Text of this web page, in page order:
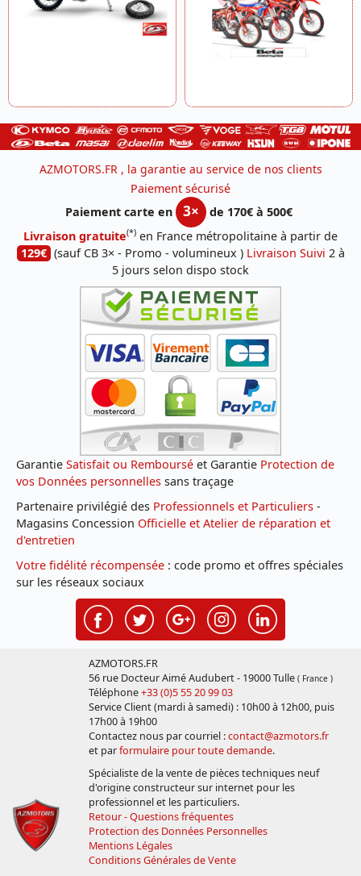
AZMOTORS.FR , la garantie au service de nos clients
Paiement sécurisé
Paiement carte en
3×
de 170€ à 500€
Livraison gratuite(*) en France métropolitaine à partir de
129€ (sauf CB 3× - Promo - volumineux ) Livraison Suivi 2 à
5 jours selon dispo stock
Garantie Satisfait ou Remboursé et Garantie Protection de
vos Données personnelles sans traçage
Partenaire privilégié des Professionnels et Particuliers -
Magasins Concession Officielle et Atelier de réparation et
d'entretien
Votre fidélité récompensée : code promo et offres spéciales
sur les réseaux sociaux
AZMOTORS.FR
56 rue Docteur Aimé Audubert - 19000 Tulle ( France )
Téléphone+33 (0)5 55 20 99 03
Service Client (mardi à samedi) : 10h00 à 12h00, puis
17h00 à 19h00
Contactez nous par courriel :contact@azmotors.fr
et parformulaire pour toute demande.
Spécialiste de la vente de pièces techniques neuf
d'origine constructeur sur internet pour les
professionnel et les particuliers.
Retour - Questions fréquentes
Protection des Données Personnelles
Mentions Légales
Conditions Générales de Vente